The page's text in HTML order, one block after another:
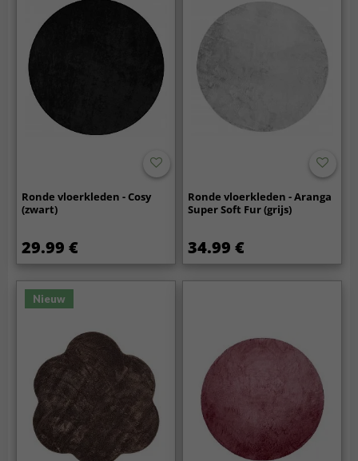
Ronde vloerkleden - Cosy
(zwart)
29.99 €
Ronde vloerkleden - Aranga
Super Soft Fur (grijs)
34.99 €
Nieuw